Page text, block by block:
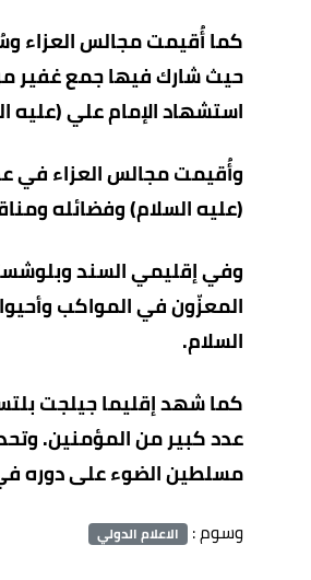
كما أُقيمت مجالس العزاء
حيث شارك فيها جمع غفير
استشهاد الإمام علي
وأُقيمت مجالس العزاء في
(عليه السلام) وفضائله
وفي إقليمي السند
المعزّون في المواكب
السلام.
كما شهد إقليما جيلجت
عدد كبير من المؤمنين.
مسلطين الضوء على دوره في
وسوم : الاعلام الدولي